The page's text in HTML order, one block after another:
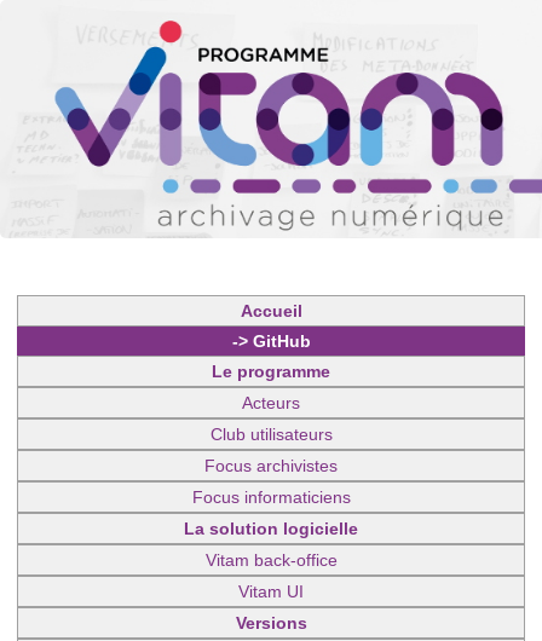
Accueil
-> GitHub
Le programme
Acteurs
Club utilisateurs
Focus archivistes
Focus informaticiens
La solution logicielle
Vitam back-office
Vitam UI
Versions